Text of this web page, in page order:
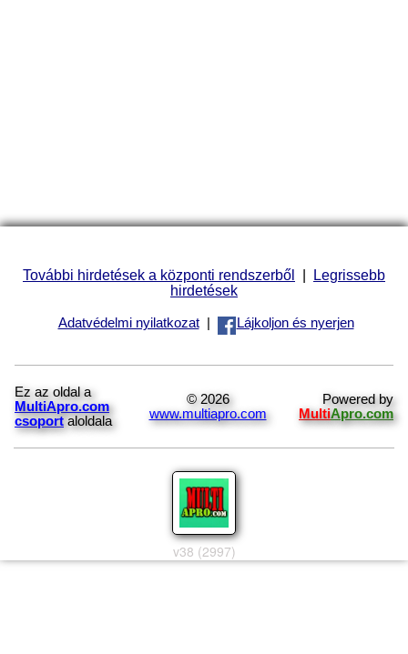
További hirdetések a központi rendszerből | Legrissebb
hirdetések
Adatvédelmi nyilatkozat| Lájkoljon és nyerjen
Ez az oldal a
MultiApro.com
csoport aloldala
© 2026
www.multiapro.com
Powered by
MultiApro.com
v38 (2997)